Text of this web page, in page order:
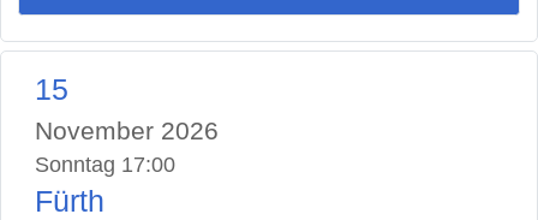
15
November 2026
Sonntag 17:00
Fürth